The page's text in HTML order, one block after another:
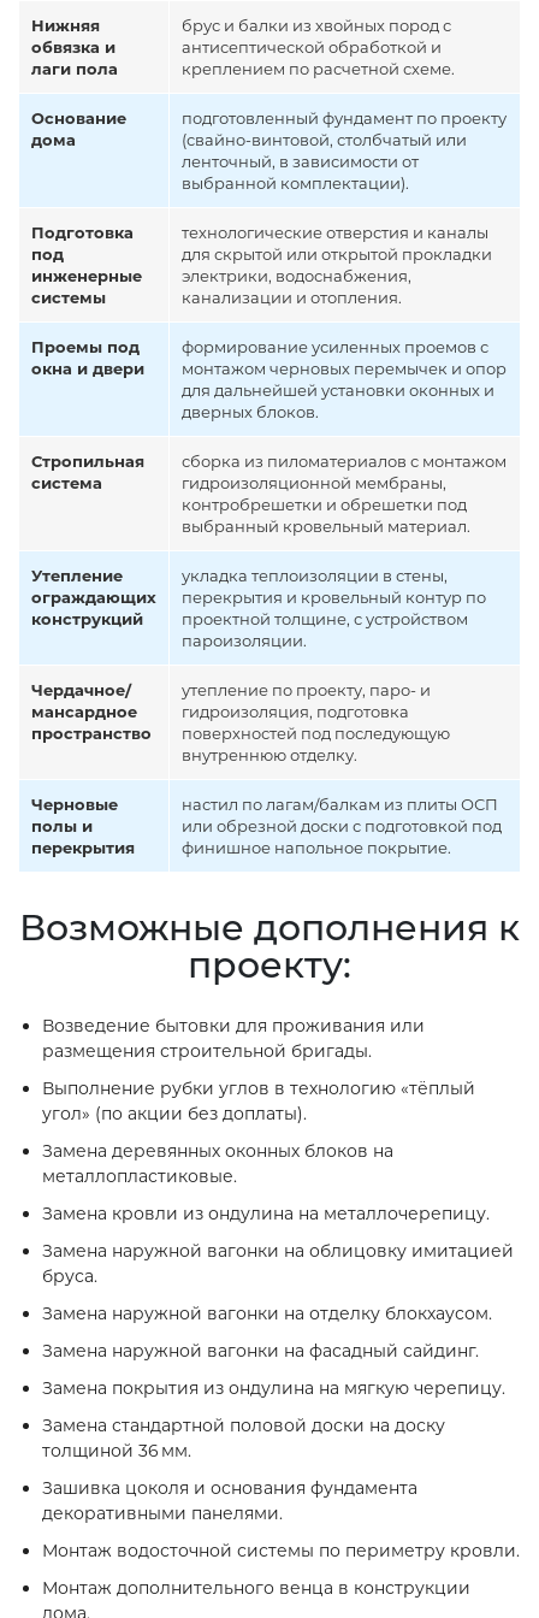
Нижняя
обвязка и
лаги пола
брус и балки из хвойных пород с
антисептической обработкой и
креплением по расчетной схеме.
Основание
дома
подготовленный фундамент по проекту
(свайно-винтовой, столбчатый или
ленточный, в зависимости от
выбранной комплектации).
Подготовка
под
инженерные
системы
технологические отверстия и каналы
для скрытой или открытой прокладки
электрики, водоснабжения,
канализации и отопления.
Проемы под
окна и двери
формирование усиленных проемов с
монтажом черновых перемычек и опор
для дальнейшей установки оконных и
дверных блоков.
Стропильная
система
сборка из пиломатериалов с монтажом
гидроизоляционной мембраны,
контробрешетки и обрешетки под
выбранный кровельный материал.
Утепление
ограждающих
конструкций
укладка теплоизоляции в стены,
перекрытия и кровельный контур по
проектной толщине, с устройством
пароизоляции.
Чердачное/
мансардное
пространство
утепление по проекту, паро- и
гидроизоляция, подготовка
поверхностей под последующую
внутреннюю отделку.
Черновые
полы и
перекрытия
настил по лагам/балкам из плиты ОСП
или обрезной доски с подготовкой под
финишное напольное покрытие.
Возможные дополнения к
проекту:
Возведение бытовки для проживания или
размещения строительной бригады.
Выполнение рубки углов в технологию «тёплый
угол» (по акции без доплаты).
Замена деревянных оконных блоков на
металлопластиковые.
Замена кровли из ондулина на металлочерепицу.
Замена наружной вагонки на облицовку имитацией
бруса.
Замена наружной вагонки на отделку блокхаусом.
Замена наружной вагонки на фасадный сайдинг.
Замена покрытия из ондулина на мягкую черепицу.
Замена стандартной половой доски на доску
толщиной 36 мм.
Зашивка цоколя и основания фундамента
декоративными панелями.
Монтаж водосточной системы по периметру кровли.
Монтаж дополнительного венца в конструкции
дома.